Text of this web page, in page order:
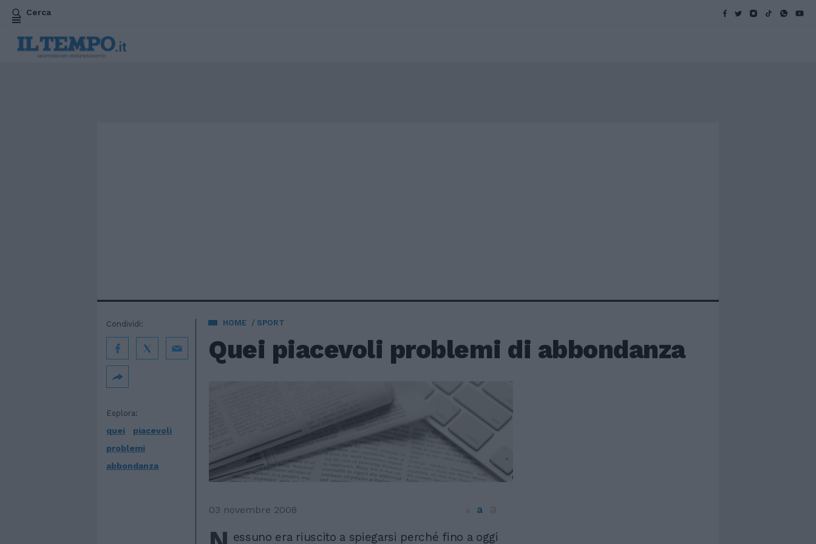
Cerca
HOME SPORT
Quei piacevoli problemi di abbondanza
Esplora:
quei
piacevoli
problemi
abbondanza
Condividi:
03 novembre 2008 a
essuno era riuscito a spiegarsi perché fino a oggi